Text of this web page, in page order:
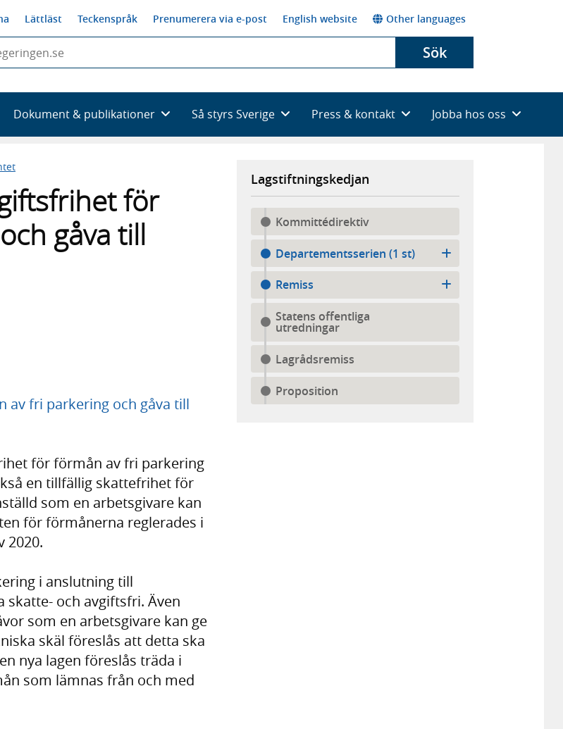
Lättläst Teckenspråk Prenumerera via e-post English website Other languages
Sök
Dokument & publikationer Så styrs Sverige Press & kontakt Jobba hos oss
för
gåva till
av fri parkering och gåva till
för förmån av fri parkering
en tillfällig skattefrihet för
som en arbetsgivare kan
för förmånerna reglerades i
2020.
i anslutning till
skatte- och avgiftsfri. Även
som en arbetsgivare kan ge
skäl föreslås att detta ska
nya lagen föreslås träda i
som lämnas från och med
Lagstiftningskedjan
Kommittédirektiv
Departementsserien (1 st)
Remiss
Statens offentliga
utredningar
Lagrådsremiss
Proposition